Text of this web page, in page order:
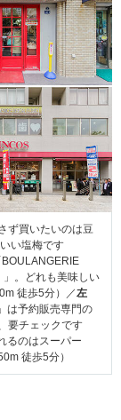
ず買いたいのは豆
い塩梅です
。どれも美味しい
徒歩5分）／左
は予約販売専門の
要チェックです
るのはスーパー
徒歩5分）